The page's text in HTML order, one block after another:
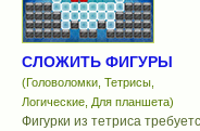
СЛОЖИТЬ ФИГУРЫ
(Головоломки, Тетрисы,
Логические, Для планшета)
Фигурки из тетриса